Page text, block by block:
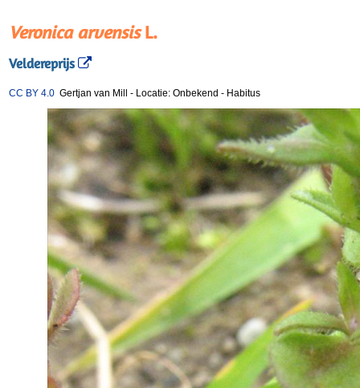
Veronica arvensisL.
Veldereprijs
CC BY 4.0 Gertjan van Mill - Locatie: Onbekend - Habitus